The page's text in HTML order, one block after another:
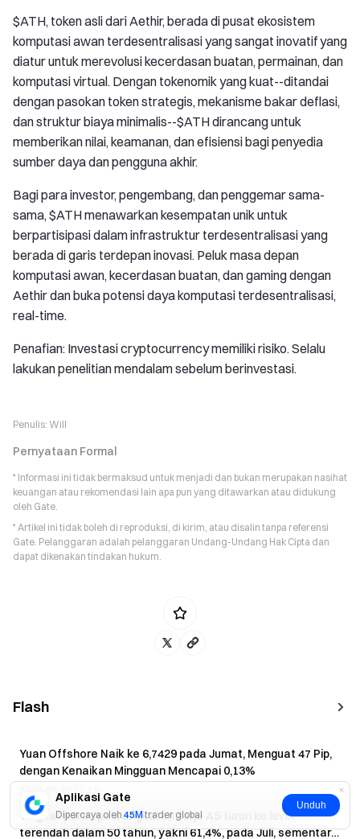
Aplikasi Gate
Dipercaya oleh 45M trader global
Unduh
$ATH, token asli dari Aethir, berada di pusat ekosistem
komputasi awan terdesentralisasi yang sangat inovatif yang
diatur untuk merevolusi kecerdasan buatan, permainan, dan
komputasi virtual. Dengan tokenomik yang kuat--ditandai
dengan pasokan token strategis, mekanisme bakar deflasi,
dan struktur biaya minimalis--$ATH dirancang untuk
memberikan nilai, keamanan, dan efisiensi bagi penyedia
sumber daya dan pengguna akhir.
Bagi para investor, pengembang, dan penggemar sama-
sama, $ATH menawarkan kesempatan unik untuk
berpartisipasi dalam infrastruktur terdesentralisasi yang
berada di garis terdepan inovasi. Peluk masa depan
komputasi awan, kecerdasan buatan, dan gaming dengan
Aethir dan buka potensi daya komputasi terdesentralisasi,
real-time.
Penafian: Investasi cryptocurrency memiliki risiko. Selalu
lakukan penelitian mendalam sebelum berinvestasi.
Penulis: Will
Pernyataan Formal
* Informasi ini tidak bermaksud untuk menjadi dan bukan merupakan nasihat
keuangan atau rekomendasi lain apa pun yang ditawarkan atau didukung
oleh Gate.
* Artikel ini tidak boleh di reproduksi, di kirim, atau disalin tanpa referensi
Gate. Pelanggaran adalah pelanggaran Undang-Undang Hak Cipta dan
dapat dikenakan tindakan hukum.
Flash
Yuan Offshore Naik ke 6,7429 pada Jumat, Menguat 47 Pip,
dengan Kenaikan Mingguan Mencapai 0,13%
Tingkat partisipasi angkatan kerja AS turun ke level
terendah dalam 50 tahun, yakni 61,4%, pada Juli, sementara